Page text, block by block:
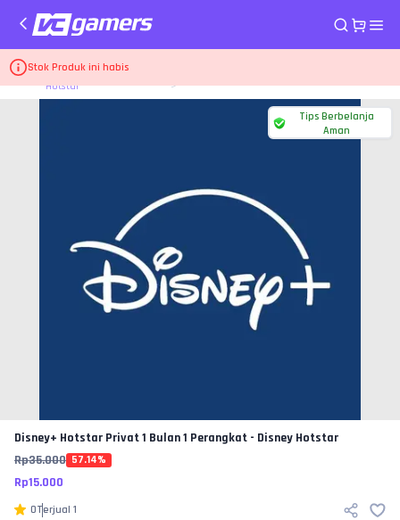
Stok Produk ini habis
Home
Aplikasi Live Disney+
Hotstar
Tips Berbelanja
Aman
Disney+ Hotstar Privat 1 Bulan 1 Perangkat - Disney Hotstar
Rp35.000 57.14%
Rp15.000
0Terjual 1